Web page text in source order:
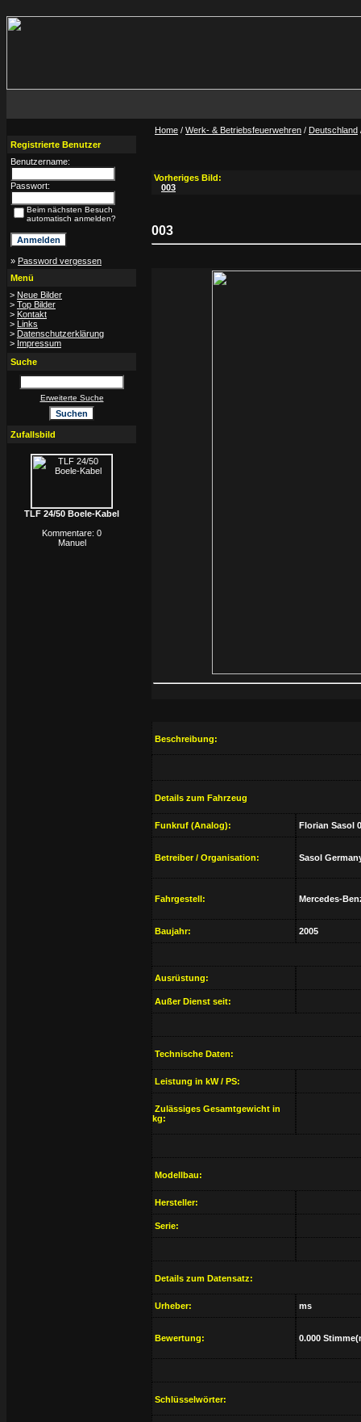
Registrierte Benutzer
Benutzername:
Passwort:
Beim nächsten Besuch
automatisch anmelden?
» Password vergessen
Menü
> Neue Bilder
> Top Bilder
> Kontakt
> Links
> Datenschutzerklärung
> Impressum
Suche
Erweiterte Suche
Zufallsbild
TLF 24/50 Boele-Kabel
Kommentare: 0
Manuel
Home / Werk- & Betriebsfeuerwehren / Deutschland
Vorheriges Bild:
003
003
Beschreibung:
Details zum Fahrzeug
Funkruf (Analog): Florian Sasol
Betreiber / Organisation: Sasol
Fahrgestell: Mercedes-
Baujahr: 2005
Ausrüstung:
Außer Dienst seit:
Technische Daten:
Leistung in kW / PS:
Zulässiges Gesamtgewicht in
kg:
Modellbau:
Hersteller:
Serie:
Details zum Datensatz:
Urheber: ms
Bewertung: 0.000
Schlüsselwörter: